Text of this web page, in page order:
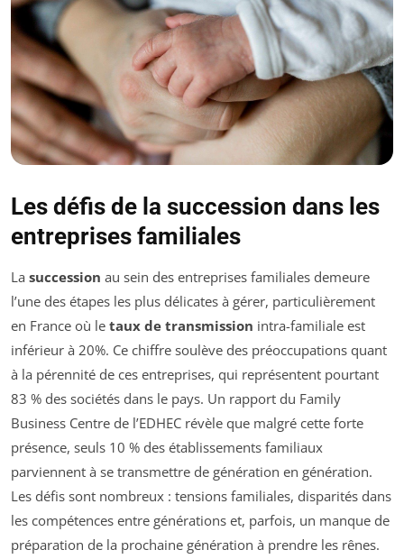
Les défis de la succession dans les
entreprises familiales
La succession au sein des entreprises familiales demeure
l’une des étapes les plus délicates à gérer, particulièrement
en France où le taux de transmission intra-familiale est
inférieur à 20%. Ce chiffre soulève des préoccupations quant
à la pérennité de ces entreprises, qui représentent pourtant
83 % des sociétés dans le pays. Un rapport du Family
Business Centre de l’EDHEC révèle que malgré cette forte
présence, seuls 10 % des établissements familiaux
parviennent à se transmettre de génération en génération.
Les défis sont nombreux : tensions familiales, disparités dans
les compétences entre générations et, parfois, un manque de
préparation de la prochaine génération à prendre les rênes.